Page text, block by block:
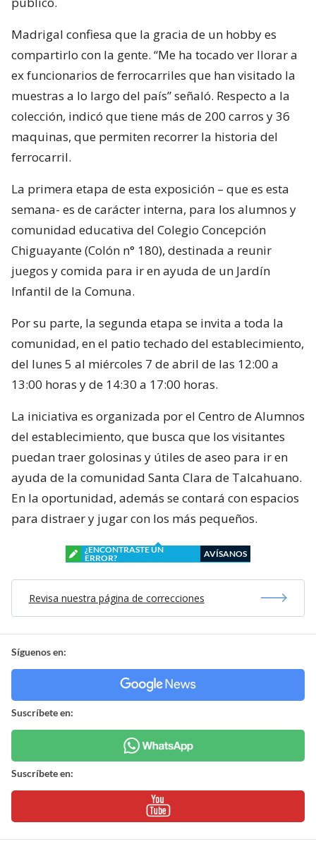
Madrigal confiesa que la gracia de un hobby es
compartirlo con la gente. “Me ha tocado ver llorar a
ex funcionarios de ferrocarriles que han visitado la
muestras a lo largo del país” señaló. Respecto a la
colección, indicó que tiene más de 200 carros y 36
maquinas, que permiten recorrer la historia del
ferrocarril.
La primera etapa de esta exposición – que es esta
semana- es de carácter interna, para los alumnos y
comunidad educativa del Colegio Concepción
Chiguayante (Colón n° 180), destinada a reunir
juegos y comida para ir en ayuda de un Jardín
Infantil de la Comuna.
Por su parte, la segunda etapa se invita a toda la
comunidad, en el patio techado del establecimiento,
del lunes 5 al miércoles 7 de abril de las 12:00 a
13:00 horas y de 14:30 a 17:00 horas.
La iniciativa es organizada por el Centro de Alumnos
del establecimiento, que busca que los visitantes
puedan traer golosinas y útiles de aseo para ir en
ayuda de la comunidad Santa Clara de Talcahuano.
En la oportunidad, además se contará con espacios
para distraer y jugar con los más pequeños.
¿ENCONTRASTE UN
ERROR?
AVÍSANOS
Revisa nuestra página de correcciones
Síguenos en:
Suscríbete en:
Suscríbete en: